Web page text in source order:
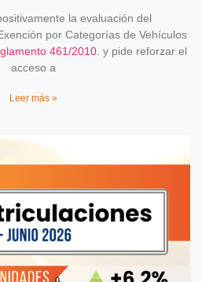
la evaluación del
por Categorías de Vehículos
461/2010 . y pide reforzar el
acceso a
Leer más »